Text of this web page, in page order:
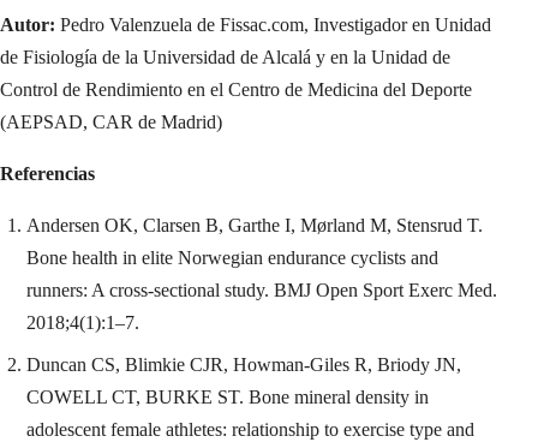
Autor: Pedro Valenzuela de Fissac.com, Investigador en Unidad
de Fisiología de la Universidad de Alcalá y en la Unidad de
Control de Rendimiento en el Centro de Medicina del Deporte
(AEPSAD, CAR de Madrid)
Referencias
Andersen OK, Clarsen B, Garthe I, Mørland M, Stensrud T.
Bone health in elite Norwegian endurance cyclists and
runners: A cross-sectional study. BMJ Open Sport Exerc Med.
2018;4(1):1–7.
Duncan CS, Blimkie CJR, Howman-Giles R, Briody JN,
COWELL CT, BURKE ST. Bone mineral density in
adolescent female athletes: relationship to exercise type and